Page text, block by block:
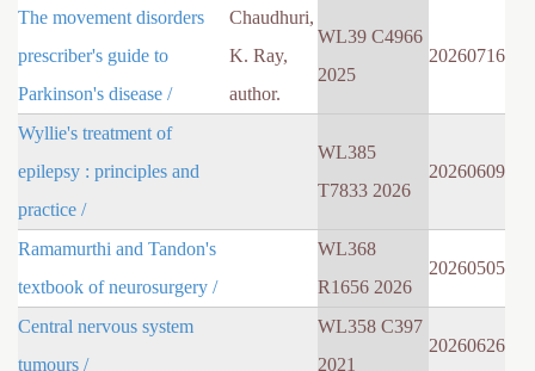
The movement disorders
prescriber's guide to
Parkinson's disease /
Chaudhuri,
K. Ray,
author.
WL39 C4966
2025
20260716
Wyllie's treatment of
epilepsy : principles and
practice /
WL385
T7833 2026
20260609
Ramamurthi and Tandon's
textbook of neurosurgery /
WL368
R1656 2026
20260505
Central nervous system
tumours /
WL358 C397
2021
20260626